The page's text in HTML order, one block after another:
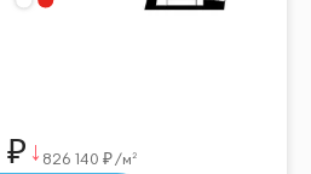
826 140 /м²